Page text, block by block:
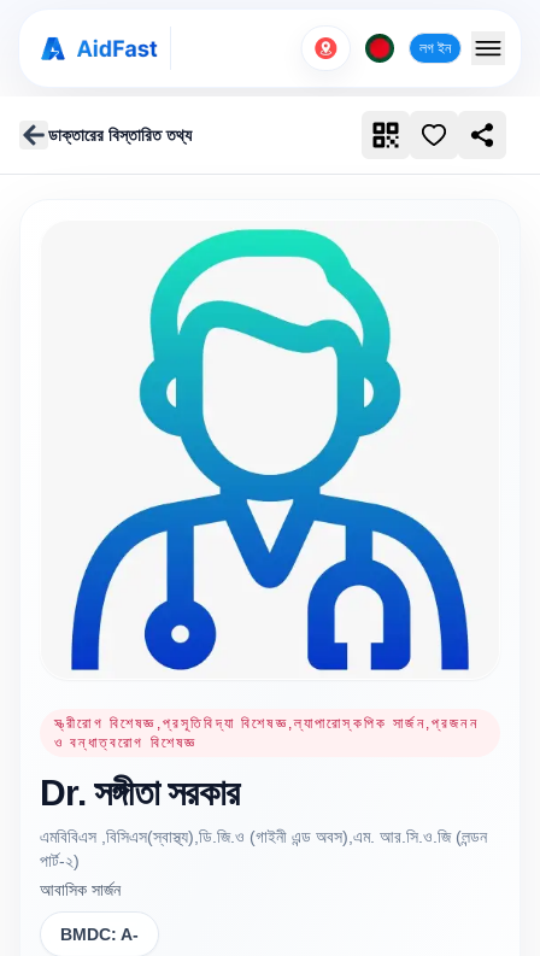
লগ ইন
ডাক্তারের বিস্তারিত তথ্য
স্ত্রীরোগ বিশেষজ্ঞ,প্রসূতিবিদ্যা বিশেষজ্ঞ,ল্যাপারোস্কপিক সার্জন,প্রজনন
ও বন্ধাত্বরোগ বিশেষজ্ঞ
Dr. সঙ্গীতা সরকার
এমবিবিএস ,বিসিএস(স্বাস্থ্য),ডি.জি.ও (গাইনী এন্ড অবস),এম. আর.সি.ও.জি (লন্ডন
পার্ট-২)
আবাসিক সার্জন
BMDC: A-